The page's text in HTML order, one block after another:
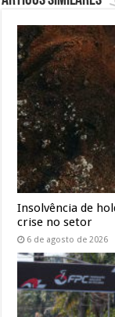
Insolvência de
crise no setor
6 de agosto de 2026